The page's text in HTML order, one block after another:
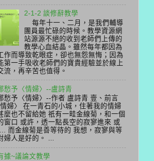
2-1-2 談修辭教學
每年十一、二月，是我們輔導
團員最忙碌的時候。教學資源網
站源源不絕的收到老師們上傳的
教學心血結晶。雖然每年都因為
作而導致乾眼症，卻也無怨無悔；因為
第一手吸收老師們的寶貴經驗並於線上
流，再辛苦也值得。
愁予〈情婦〉--盧詩青
愁予〈情婦〉--作者 盧詩青 壹、前言
婦〉 在一青石的小城，住著我的情婦
麼也不留給她 祇有一畦金線菊，和一個
窗口 或許，透一點長空的寂寥進來 或
而金線菊是善等待的 我想，寂寥與等
婦人是好的。 ...
據~議論文教學